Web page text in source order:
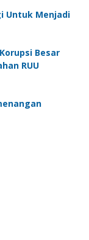
Untuk Menjadi
Besar
RUU